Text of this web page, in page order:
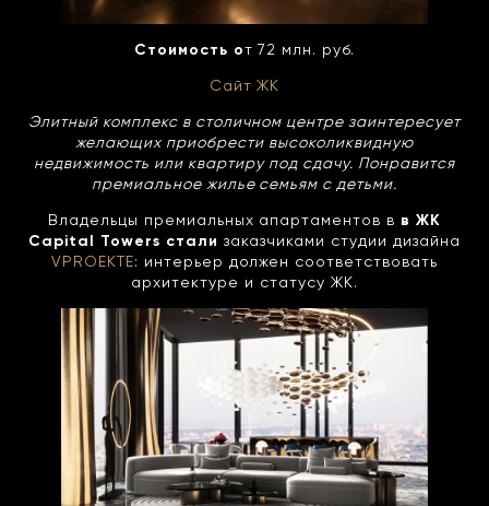
Стоимость от 72 млн. руб.
Сайт ЖК
Элитный комплекс в столичном центре заинтересует
желающих приобрести высоколиквидную
недвижимость или квартиру под сдачу. Понравится
премиальное жилье семьям с детьми.
Владельцы премиальных апартаментов в в ЖК
Capital Towers стализаказчиками студии дизайна
VPROEKTE: интерьер должен соответствовать
архитектуре и статусу ЖК.